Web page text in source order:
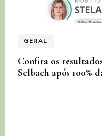
GERAL
Confira os
Selbach após 100%